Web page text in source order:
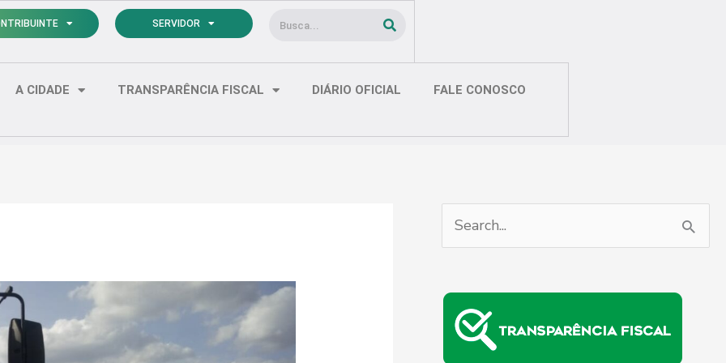
SERVIDOR Pesquisar
A CIDADE TRANSPARÊNCIA FISCAL DIÁRIO OFICIAL FALE CONOSCO